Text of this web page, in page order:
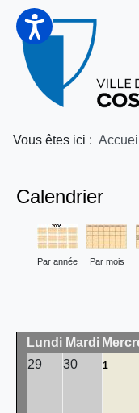
Vous êtes ici : Accueil
Calendrier
Par année Par mois
Lundi Mardi
29 30 1